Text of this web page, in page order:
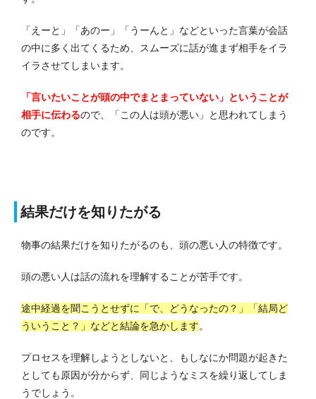
「えーと」「あのー」「うーんと」などといった言葉が会話
の中に多く出てくるため、スムーズに話が進まず相手をイラ
イラさせてしまいます。
「言いたいことが頭の中でまとまっていない」ということが
相手に伝わるので、「この人は頭が悪い」と思われてしまう
のです。
結果だけを知りたがる
物事の結果だけを知りたがるのも、頭の悪い人の特徴です。
頭の悪い人は話の流れを理解することが苦手です。
途中経過を聞こうとせずに「で、どうなったの？」「結局ど
ういうこと？」などと結論を急かします。
プロセスを理解しようとしないと、もしなにか問題が起きた
としても原因が分からず、同じようなミスを繰り返してしま
うでしょう。